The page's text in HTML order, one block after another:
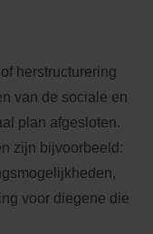
herstructurering
van de sociale en
plan afgesloten.
zijn bijvoorbeeld:
voor diegene die